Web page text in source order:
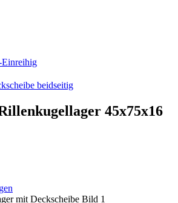
beidseitig
45x75x16